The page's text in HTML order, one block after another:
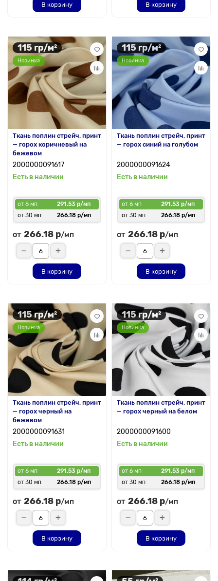
В корзину В корзину
115 гр/м²
Новинка
Ткань поплин стрейч, принт
— горох коричневый на
бежевом
2000000091617
Есть в наличии
от 6 мп
291.53 р/мп
от 30 мп
266.18 р/мп
от 266.18 р/мп
В корзину
115 гр/м²
Новинка
Ткань поплин стрейч, принт
— горох синий на голубом
2000000091624
Есть в наличии
от 6 мп
291.53 р/мп
от 30 мп
266.18 р/мп
от 266.18 р/мп
В корзину
115 гр/м²
Новинка
Ткань поплин стрейч, принт
— горох черный на
бежевом
2000000091631
Есть в наличии
от 6 мп
291.53 р/мп
от 30 мп
266.18 р/мп
от 266.18 р/мп
В корзину
115 гр/м²
Новинка
Ткань поплин стрейч, принт
— горох черный на белом
2000000091600
Есть в наличии
от 6 мп
291.53 р/мп
от 30 мп
266.18 р/мп
от 266.18 р/мп
В корзину